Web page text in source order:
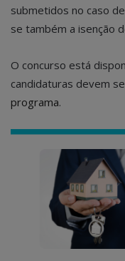
submetidos no caso
se também a isenção
O concurso está
candidaturas devem
programa.